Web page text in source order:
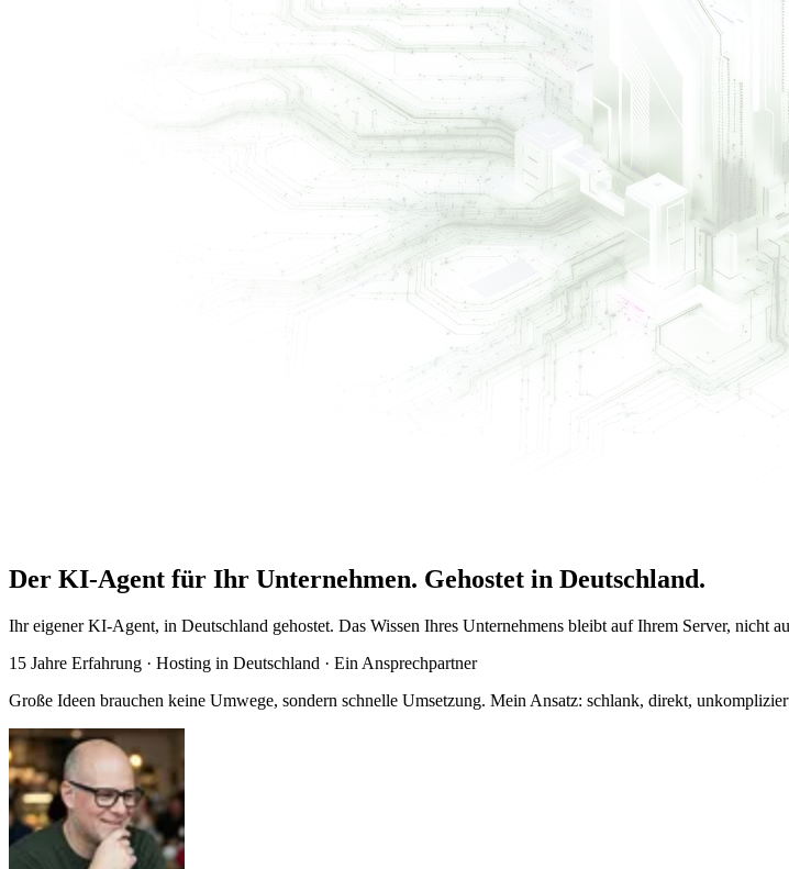
Der KI-Agent für Ihr Unternehmen. Gehostet in Deutschland.
Ihr eigener KI-Agent, in Deutschland gehostet. Das Wissen Ihres Unternehmens bleibt auf Ihrem Server, nicht
15 Jahre Erfahrung · Hosting in Deutschland · Ein Ansprechpartner
Große Ideen brauchen keine Umwege, sondern schnelle Umsetzung. Mein Ansatz: schlank, direkt,